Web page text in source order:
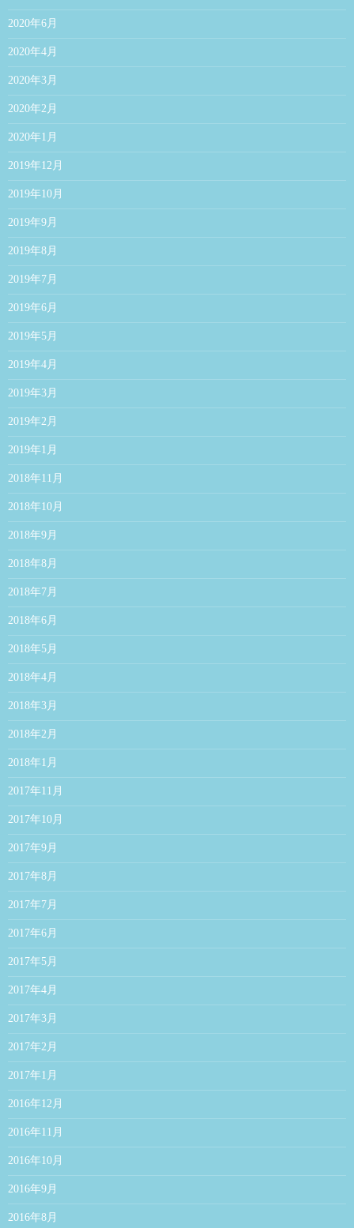
2020年6月
2020年4月
2020年3月
2020年2月
2020年1月
2019年12月
2019年10月
2019年9月
2019年8月
2019年7月
2019年6月
2019年5月
2019年4月
2019年3月
2019年2月
2019年1月
2018年11月
2018年10月
2018年9月
2018年8月
2018年7月
2018年6月
2018年5月
2018年4月
2018年3月
2018年2月
2018年1月
2017年11月
2017年10月
2017年9月
2017年8月
2017年7月
2017年6月
2017年5月
2017年4月
2017年3月
2017年2月
2017年1月
2016年12月
2016年11月
2016年10月
2016年9月
2016年8月